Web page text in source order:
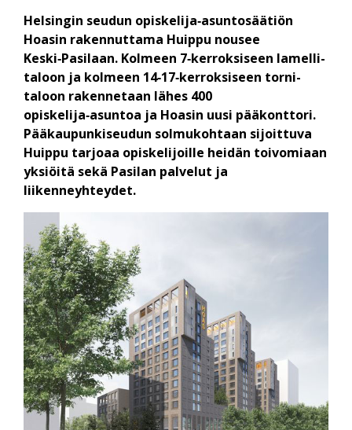
Helsingin seudun opiskelija‑asunto­säätiön
Hoasin rakennuttama Huippu nousee
Keski‑Pasilaan. Kolmeen 7‑kerroksiseen lamelli­
taloon ja kolmeen 14‑17‑kerroksiseen torni­
taloon rakennetaan lähes 400
opiskelija‑asuntoa ja Hoasin uusi pää­konttori.
Pääkaupunki­seudun solmu­kohtaan sijoittuva
Huippu tarjoaa opiskelijoille heidän toivomiaan
yksiöitä sekä Pasilan palvelut ja
liikenneyhteydet.